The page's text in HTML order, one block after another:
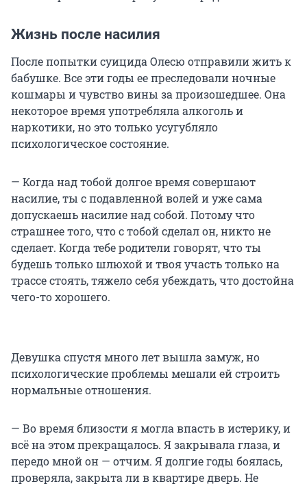
Жизнь после насилия
После попытки суицида Олесю отправили жить к
бабушке. Все эти годы ее преследовали ночные
кошмары и чувство вины за произошедшее. Она
некоторое время употребляла алкоголь и
наркотики, но это только усугубляло
психологическое состояние.
— Когда над тобой долгое время совершают
насилие, ты с подавленной волей и уже сама
допускаешь насилие над собой. Потому что
страшнее того, что с тобой сделал он, никто не
сделает. Когда тебе родители говорят, что ты
будешь только шлюхой и твоя участь только на
трассе стоять, тяжело себя убеждать, что достойна
чего-то хорошего.
Девушка спустя много лет вышла замуж, но
психологические проблемы мешали ей строить
нормальные отношения.
— Во время близости я могла впасть в истерику, и
всё на этом прекращалось. Я закрывала глаза, и
передо мной он — отчим. Я долгие годы боялась,
проверяла, закрыта ли в квартире дверь. Не